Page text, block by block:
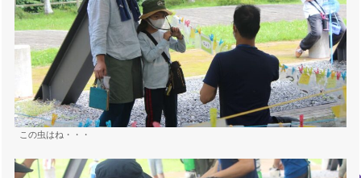
この虫はね・・・